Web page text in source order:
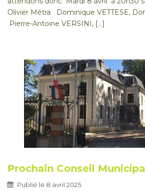
Olivier Métra Dominique VETTESE,
Pierre-Antoine VERSINI, […]
Prochain Conseil
Publié le 8 avril 2025